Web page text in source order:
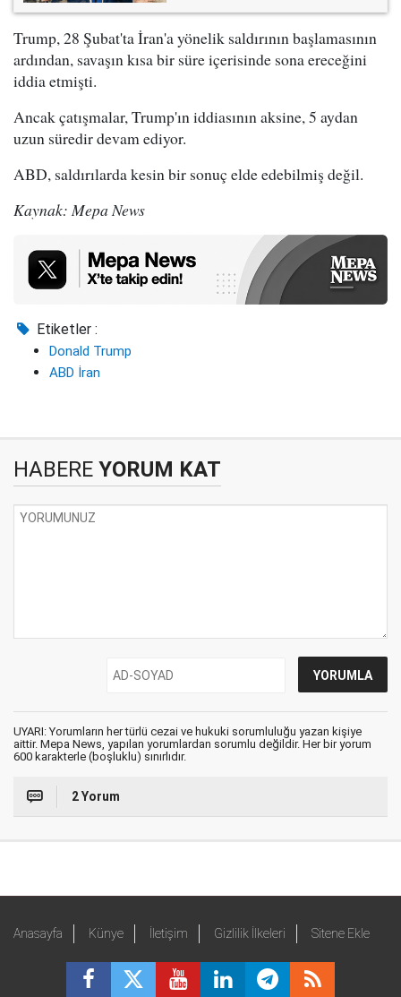
Trump, 28 Şubat'ta İran'a yönelik saldırının başlamasının
ardından, savaşın kısa bir süre içerisinde sona ereceğini
iddia etmişti.
Ancak çatışmalar, Trump'ın iddiasının aksine, 5 aydan
uzun süredir devam ediyor.
ABD, saldırılarda kesin bir sonuç elde edebilmiş değil.
Kaynak: Mepa News
Etiketler :
Donald Trump
ABD İran
HABERE YORUM KAT
UYARI: Yorumların her türlü cezai ve hukuki sorumluluğu yazan kişiye
aittir. Mepa News, yapılan yorumlardan sorumlu değildir. Her bir yorum
600 karakterle (boşluklu) sınırlıdır.
2 Yorum
Anasayfa Künye İletişim Gizlilik İlkeleri Sitene Ekle